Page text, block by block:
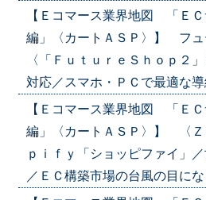
【Ｅコマース業界地図 「Ｅ
編」〈カートＡＳＰ〉】 フュ
〈「ＦｕｔｕｒｅＳｈｏｐ２
対応／スマホ・ＰＣで最適な
【Ｅコマース業界地図 「Ｅ
編」〈カートＡＳＰ〉】 〈
ｐｉｆｙ「ショッピファイ」
／ＥＣ構築市場の台風の目に